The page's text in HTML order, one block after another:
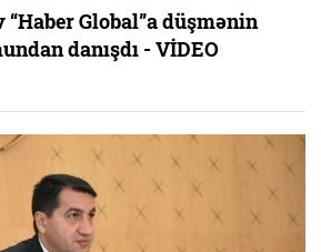
Global”a düşmənin
danışdı - VİDEO